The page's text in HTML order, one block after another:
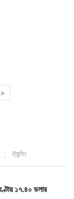
>
ট্রেন্ডিং
১৭.৪০ ডলার